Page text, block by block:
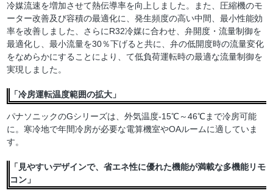
冷媒流速を増加させて熱伝導率を向上しました。また、圧縮機のモ
ーター改善及び容積の最適化に、発生頻度の高い中間、最小性能効
率を改善しました、さらにR32冷媒に合わせ、弁開度・流量制御を
最適化し、最小流量を30％下げると共に、弁の低開度時の流量変化
をなめらかにすることにより、て低負荷運転時の最適な流量制御を
実現しました。
「冷房運転温度範囲の拡大」
パナソニックのGシリーズは、外気温度-15℃～46℃まで冷房可能
に。寒冷地で年間冷房が必要な電算機室やOAルームに適していま
す。
「見やすいデザインで、省エネ性に優れた機能が満載な多機能リモ
コン」